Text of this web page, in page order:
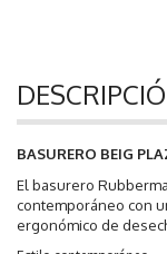
BASURERO BEIG
El basurero
contemporáneo con
ergonómico de